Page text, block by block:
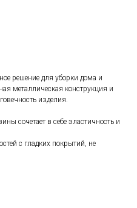
решение для уборки дома и
металлическая конструкция и
изделия.
сочетает в себе эластичность и
с гладких покрытий, не